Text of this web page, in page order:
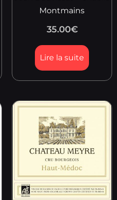
Montmains
35.00€
Lire la suite